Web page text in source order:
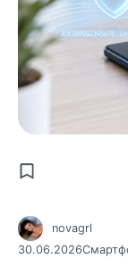
novagrl
30.06.2026